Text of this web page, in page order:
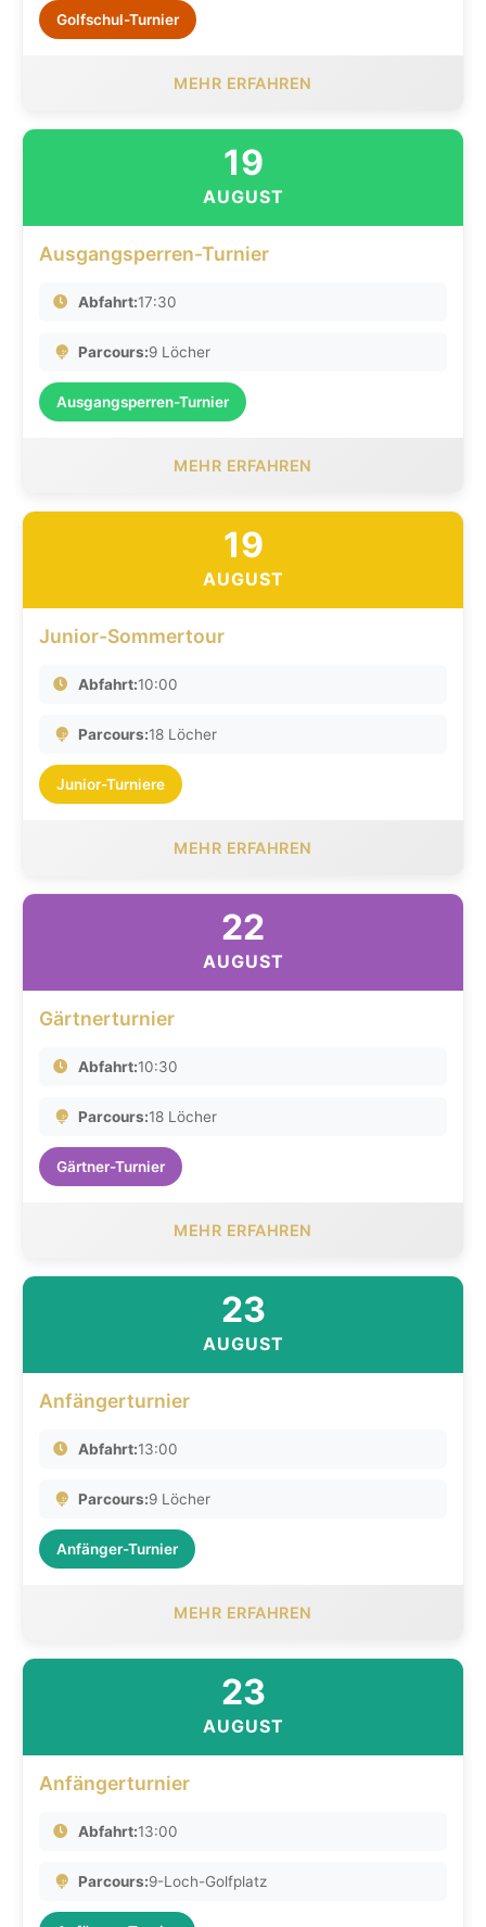
Golfschul-Turnier
MEHR ERFAHREN
19
AUGUST
Ausgangsperren-Turnier
Abfahrt:17:30
Parcours:9 Löcher
Ausgangsperren-Turnier
MEHR ERFAHREN
19
AUGUST
Junior-Sommertour
Abfahrt:10:00
Parcours:18 Löcher
Junior-Turniere
MEHR ERFAHREN
22
AUGUST
Gärtnerturnier
Abfahrt:10:30
Parcours:18 Löcher
Gärtner-Turnier
MEHR ERFAHREN
23
AUGUST
Anfängerturnier
Abfahrt:13:00
Parcours:9 Löcher
Anfänger-Turnier
MEHR ERFAHREN
23
AUGUST
Anfängerturnier
Abfahrt:13:00
Parcours:9-Loch-Golfplatz